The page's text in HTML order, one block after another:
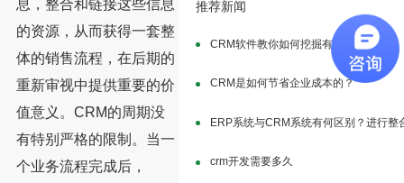
息，整合和链接这些信息
的资源，从而获得一套整
体的销售流程，在后期的
重新审视中提供重要的价
值意义。CRM的周期没
有特别严格的限制。当一
个业务流程完成后，
推荐新闻
CRM软件教你如何挖掘有效的潜在客户
CRM是如何节省企业成本的？
ERP系统与CRM系统有何区别？进行整
crm开发需要多久